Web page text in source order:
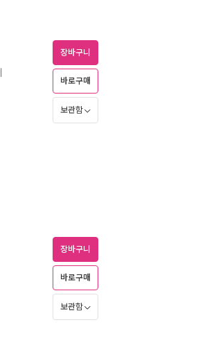
장바구니
바로구매
보관함
장바구니
바로구매
보관함